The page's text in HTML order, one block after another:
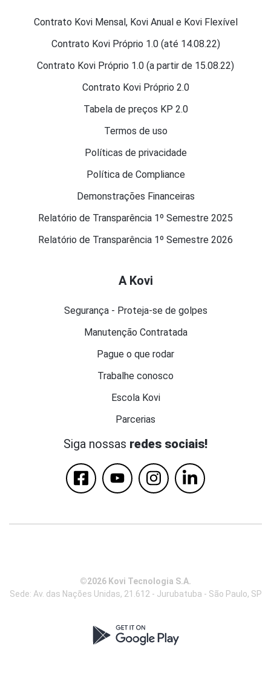
Contrato Kovi Mensal, Kovi Anual e Kovi Flexível
Contrato Kovi Próprio 1.0 (até 14.08.22)
Contrato Kovi Próprio 1.0 (a partir de 15.08.22)
Contrato Kovi Próprio 2.0
Tabela de preços KP 2.0
Termos de uso
Políticas de privacidade
Política de Compliance
Demonstrações Financeiras
Relatório de Transparência 1º Semestre 2025
Relatório de Transparência 1º Semestre 2026
A Kovi
Segurança - Proteja-se de golpes
Manutenção Contratada
Pague o que rodar
Trabalhe conosco
Escola Kovi
Parcerias
Siga nossas redes sociais!
©2026 Kovi Tecnologia S.A.
Sede: Av. das Nações Unidas, 21.612 - Jurubatuba - São Paulo, SP